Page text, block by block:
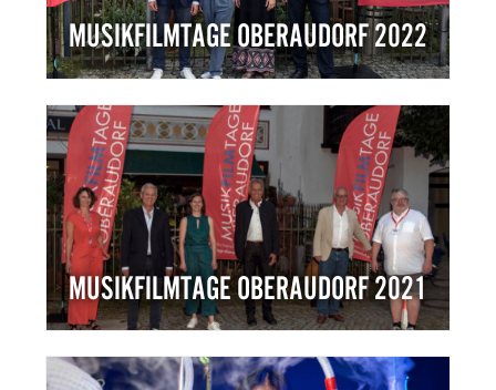
MUSIKFILMTAGE OBERAUDORF 2022
MUSIKFILMTAGE OBERAUDORF 2021